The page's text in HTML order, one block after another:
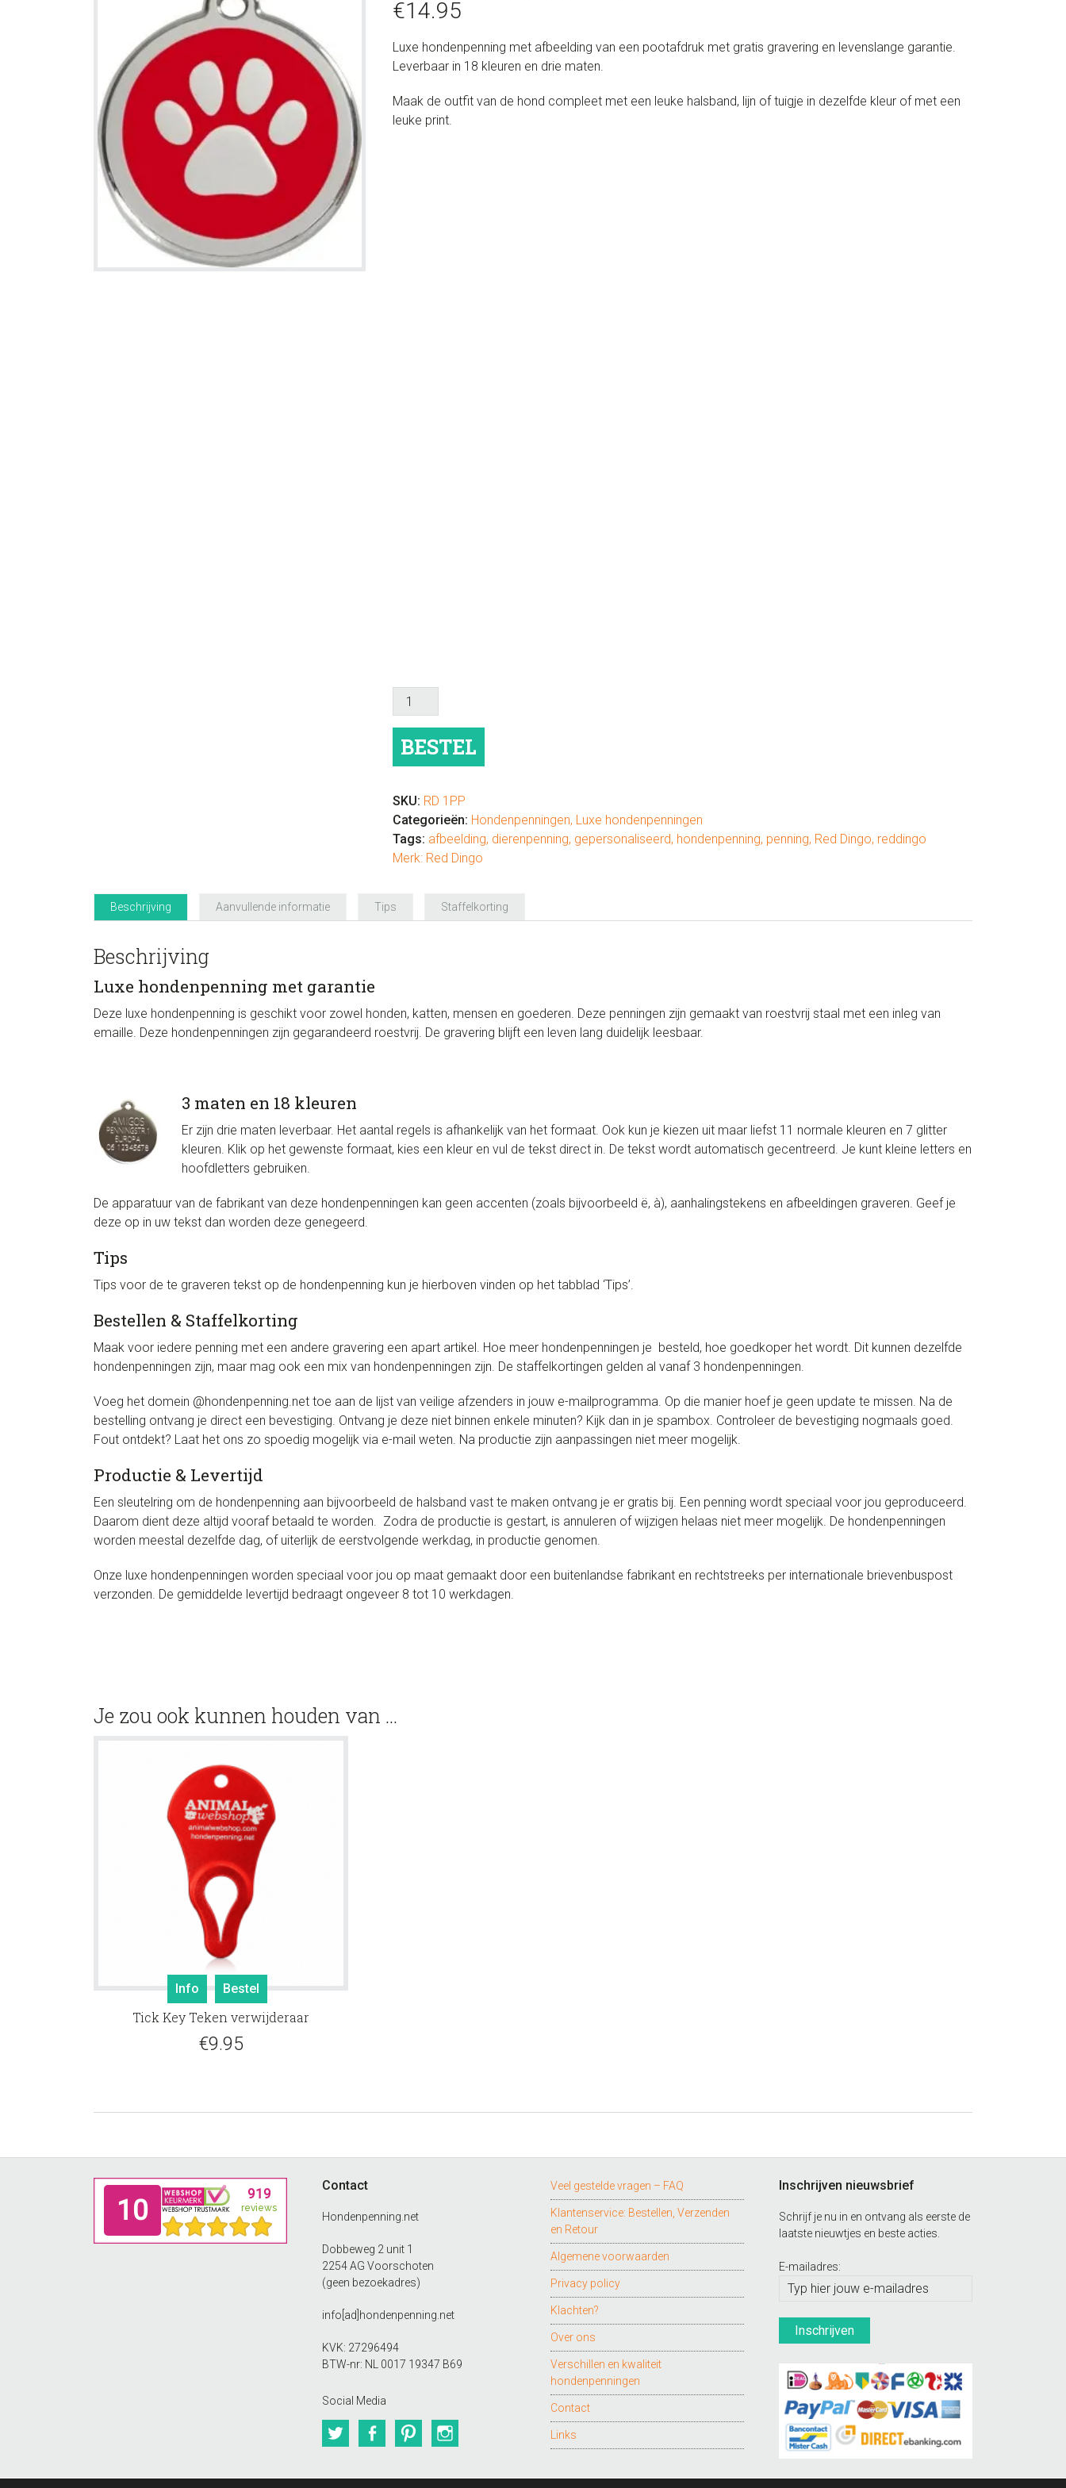
€14.95
Luxe hondenpenning met afbeelding van een pootafdruk met gratis gravering en levenslange garantie.
Leverbaar in 18 kleuren en drie maten.
Maak de outfit van de hond compleet met een leuke halsband, lijn of tuigje in dezelfde kleur of met een
leuke print.
Hondenpenning
luxe
aantal
BESTEL
SKU: RD 1PP
Categorieën: Hondenpenningen, Luxe hondenpenningen
Tags: afbeelding, dierenpenning, gepersonaliseerd, hondenpenning, penning, Red Dingo, reddingo
Merk: Red Dingo
Beschrijving Aanvullende informatie Tips Staffelkorting
Beschrijving
Luxe hondenpenning met garantie
Deze luxe hondenpenning is geschikt voor zowel honden, katten, mensen en goederen. Deze penningen zijn gemaakt van roestvrij staal met een inleg van
emaille. Deze hondenpenningen zijn gegarandeerd roestvrij. De gravering blijft een leven lang duidelijk leesbaar.
3 maten en 18 kleuren
Er zijn drie maten leverbaar. Het aantal regels is afhankelijk van het formaat. Ook kun je kiezen uit maar liefst 11 normale kleuren en 7 glitter
kleuren. Klik op het gewenste formaat, kies een kleur en vul de tekst direct in. De tekst wordt automatisch gecentreerd. Je kunt kleine letters en
hoofdletters gebruiken.
De apparatuur van de fabrikant van deze hondenpenningen kan geen accenten (zoals bijvoorbeeld ë, à), aanhalingstekens en afbeeldingen graveren. Geef je
deze op in uw tekst dan worden deze genegeerd.
Tips
Tips voor de te graveren tekst op de hondenpenning kun je hierboven vinden op het tabblad ‘Tips’.
Bestellen & Staffelkorting
Maak voor iedere penning met een andere gravering een apart artikel. Hoe meer hondenpenningen je besteld, hoe goedkoper het wordt. Dit kunnen dezelfde
hondenpenningen zijn, maar mag ook een mix van hondenpenningen zijn. De staffelkortingen gelden al vanaf 3 hondenpenningen.
Voeg het domein @hondenpenning.net toe aan de lijst van veilige afzenders in jouw e-mailprogramma. Op die manier hoef je geen update te missen. Na de
bestelling ontvang je direct een bevestiging. Ontvang je deze niet binnen enkele minuten? Kijk dan in je spambox. Controleer de bevestiging nogmaals goed.
Fout ontdekt? Laat het ons zo spoedig mogelijk via e-mail weten. Na productie zijn aanpassingen niet meer mogelijk.
Productie & Levertijd
Een sleutelring om de hondenpenning aan bijvoorbeeld de halsband vast te maken ontvang je er gratis bij. Een penning wordt speciaal voor jou geproduceerd.
Daarom dient deze altijd vooraf betaald te worden. Zodra de productie is gestart, is annuleren of wijzigen helaas niet meer mogelijk. De hondenpenningen
worden meestal dezelfde dag, of uiterlijk de eerstvolgende werkdag, in productie genomen.
Onze luxe hondenpenningen worden speciaal voor jou op maat gemaakt door een buitenlandse fabrikant en rechtstreeks per internationale brievenbuspost
verzonden. De gemiddelde levertijd bedraagt ongeveer 8 tot 10 werkdagen.
Je zou ook kunnen houden van …
Info Bestel
Tick Key Teken verwijderaar
€9.95
Contact
Hondenpenning.net
Dobbeweg 2 unit 1
2254 AG Voorschoten
(geen bezoekadres)
info[ad]hondenpenning.net
KVK: 27296494
BTW-nr: NL 0017 19347 B69
Social Media
TwitterFacebookPinterest
Veel gestelde vragen – FAQ
Klantenservice: Bestellen, Verzenden
en Retour
Algemene voorwaarden
Privacy policy
Klachten?
Over ons
Verschillen en kwaliteit
hondenpenningen
Contact
Links
Inschrijven nieuwsbrief
Schrijf je nu in en ontvang als eerste de
laatste nieuwtjes en beste acties.
E-mailadres: